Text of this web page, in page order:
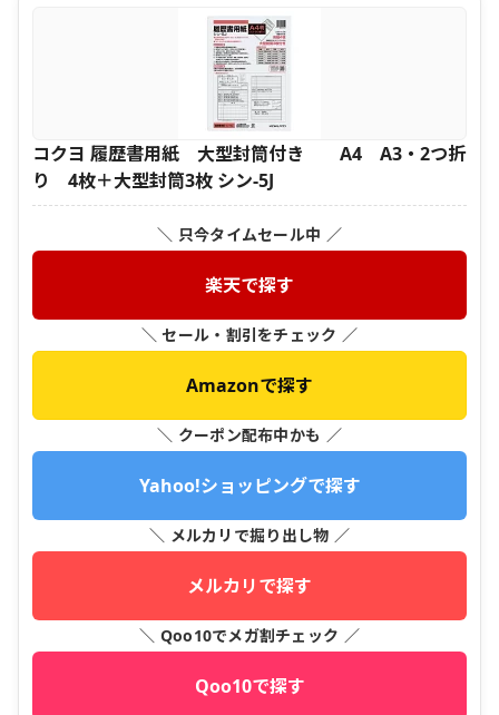
コクヨ 履歴書用紙 大型封筒付き A4 A3・2つ折
り 4枚＋大型封筒3枚 シン-5J
＼ 只今タイムセール中 ／
楽天で探す
＼ セール・割引をチェック ／
Amazonで探す
＼ クーポン配布中かも ／
Yahoo!ショッピングで探す
＼ メルカリで掘り出し物 ／
メルカリで探す
＼ Qoo10でメガ割チェック ／
Qoo10で探す